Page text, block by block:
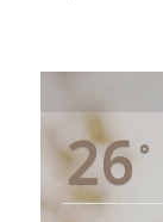
26 °